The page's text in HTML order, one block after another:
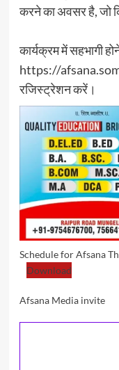
करने का अवसर है, जो
कार्यक्रम में सहभागी
https://
रजिस्ट्रेशन करें।
Schedule for Afsana
Download
Afsana Media invite